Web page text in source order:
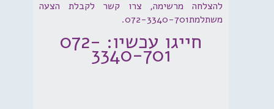
להצלחה מרשימה, צרו קשר לקבלת הצעה
משתלמת072-3340-701.
חייגו עכשיו: 072-
3340-701